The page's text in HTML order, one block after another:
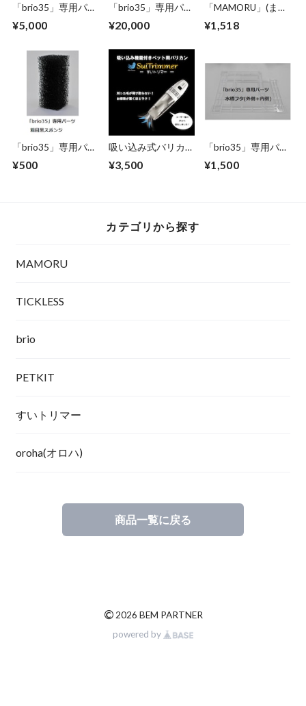
「brio35」専用パー
ツ: 水槽内バスケッ
ト (白・黒)
¥5,000
「brio35」専用パー
ツ: LEDライトユニ
ット - LED無し
¥20,000
「MAMORU」(まも
る) 除菌剤250mlボ
トル ～アルコール
も安全な 第３の除
PHMB 期間限定送
料無料 -
¥1,518
「brio35」専用パー
ツ: 粗目黒スポンジ
¥500
吸い込み式バリカン
【ペット用】送料無
料 「SuiTrimmer す
能付きペット用バリ
¥3,500
「brio35」専用パー
ツ: 水槽フタ (外側＋
内側)
¥1,500
カテゴリから探す
MAMORU
TICKLESS
brio
PETKIT
すいトリマー
oroha(オロハ)
商品一覧に戻る
© 2026 BEM PARTNER
powered by